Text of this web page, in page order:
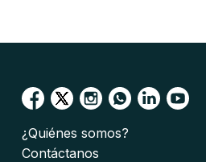
¿Quiénes somos?
Contáctanos